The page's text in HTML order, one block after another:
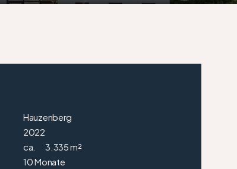
Hauzenberg
2022
ca.
3.335 m²
10 Monate